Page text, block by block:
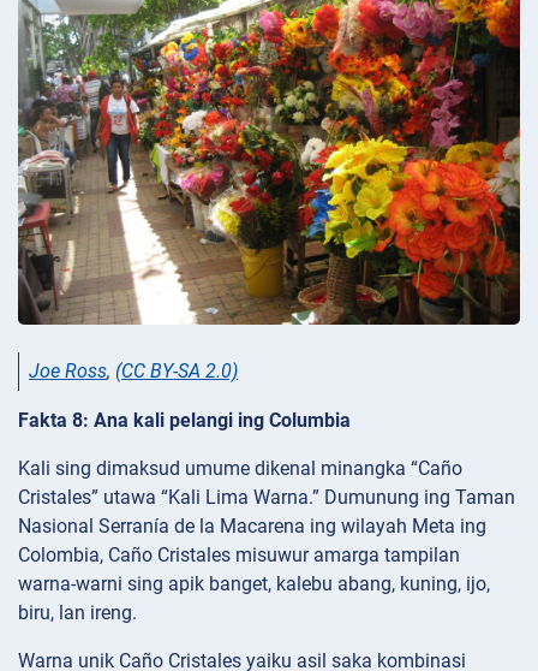
Joe Ross, (CC BY-SA 2.0)
Fakta 8: Ana kali pelangi ing Columbia
Kali sing dimaksud umume dikenal minangka “Caño
Cristales” utawa “Kali Lima Warna.” Dumunung ing Taman
Nasional Serranía de la Macarena ing wilayah Meta ing
Colombia, Caño Cristales misuwur amarga tampilan
warna-warni sing apik banget, kalebu abang, kuning, ijo,
biru, lan ireng.
Warna unik Caño Cristales yaiku asil saka kombinasi